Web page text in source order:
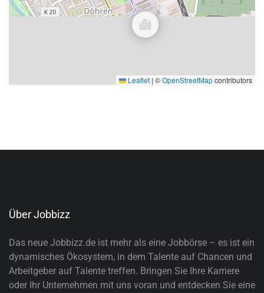
Leaflet | ©OpenStreetMapcontributors
Über Jobbizz
Das neue Jobbizz.de ist mehr als eine Jobbörse – es ist ein
dynamisches Ökosystem, in dem Talente auf Chancen und
Arbeitgeber auf Talente treffen. Bringen Sie Ihre Karriere
oder Ihr Unternehmen mit uns voran und entdecken Sie eine